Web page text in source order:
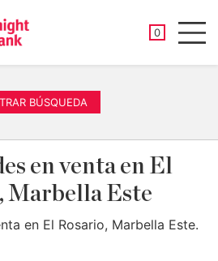
0
BÚSQUEDA
en venta en El
Marbella Este
en El Rosario, Marbella Este.